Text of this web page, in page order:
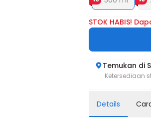
STOK HABIS!
Temukan di
Ketersediaan
Details